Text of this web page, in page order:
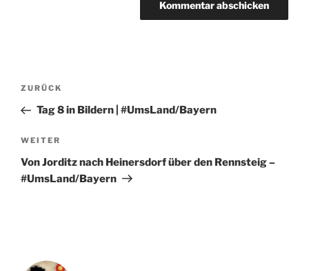
Beitragsnavigation
Vorheriger
Beitrag
ZURÜCK
Tag 8 in Bildern | #UmsLand/Bayern
Nächster
Beitrag
WEITER
Von Jorditz nach Heinersdorf über den Rennsteig –
#UmsLand/Bayern